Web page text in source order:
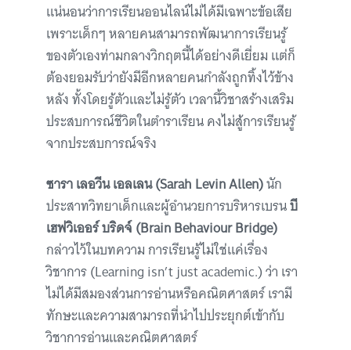
แน่นอนว่าการเรียนออนไลน์ไม่ได้มีเฉพาะข้อเสีย
เพราะเด็กๆ หลายคนสามารถพัฒนาการเรียนรู้
ของตัวเองท่ามกลางวิกฤตนี้ได้อย่างดีเยี่ยม แต่ก็
ต้องยอมรับว่ายังมีอีกหลายคนกำลังถูกทิ้งไว้ข้าง
หลัง ทั้งโดยรู้ตัวและไม่รู้ตัว เวลานี้วิชาสร้างเสริม
ประสบการณ์ชีวิตในตำราเรียน คงไม่สู้การเรียนรู้
จากประสบการณ์จริง
ซารา เลอวีน เอลเลน (Sarah Levin Allen)นัก
ประสาทวิทยาเด็กและผู้อำนวยการบริหารเบรนบี
เฮฟวิเออร์ บริดจ์ (Brain Behaviour Bridge)
กล่าวไว้ในบทความ การเรียนรู้ไม่ใช่แค่เรื่อง
วิชาการ (Learning isn’t just academic.) ว่า เรา
ไม่ได้มีสมองส่วนการอ่านหรือคณิตศาสตร์ เรามี
ทักษะและความสามารถที่นำไปประยุกต์เข้ากับ
วิชาการอ่านและคณิตศาสตร์